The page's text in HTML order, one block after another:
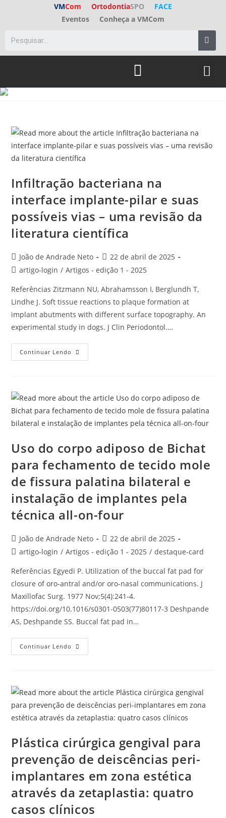
VMCom OrtodontiaSPO
FACE
Eventos
Conheça a VMCom
Infiltração bacteriana na
interface implante-pilar e suas
possíveis vias – uma revisão da
literatura científica
João de Andrade Neto
22 de abril de 2025
artigo-login / Artigos - edição 1 - 2025
Referências Zitzmann NU, Abrahamsson I, Berglundh T,
Lindhe J. Soft tissue reactions to plaque formation at
implant abutments with different surface topography. An
experimental study in dogs. J Clin Periodontol.…
Continuar Lendo
Uso do corpo adiposo de Bichat
para fechamento de tecido mole
de fissura palatina bilateral e
instalação de implantes pela
técnica all-on-four
João de Andrade Neto
22 de abril de 2025
artigo-login / Artigos - edição 1 - 2025 / destaque-card
Referências Egyedi P. Utilization of the buccal fat pad for
closure of oro-antral and/or oro-nasal communications. J
Maxillofac Surg. 1977 Nov;5(4):241-4.
https://doi.org/10.1016/s0301-0503(77)80117-3 Deshpande
AS, Deshpande SS. Buccal fat pad in…
Continuar Lendo
Plástica cirúrgica gengival para
prevenção de deiscências peri-
implantares em zona estética
através da zetaplastia: quatro
casos clínicos